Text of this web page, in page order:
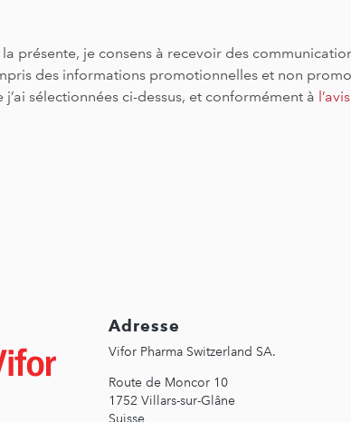
la présente, je consens à recevoir des
des informations promotionnelles et non
j’ai sélectionnées ci-dessus, et conformément à
Adresse
Vifor Pharma Switzerland SA.
Route de Moncor 10
1752 Villars-sur-Glâne